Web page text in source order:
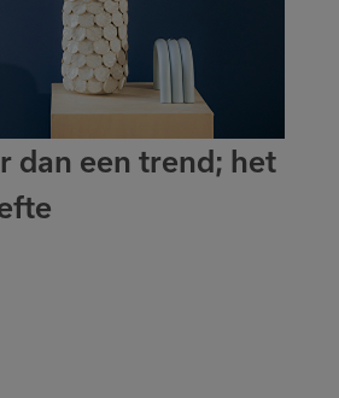
dan een trend; het